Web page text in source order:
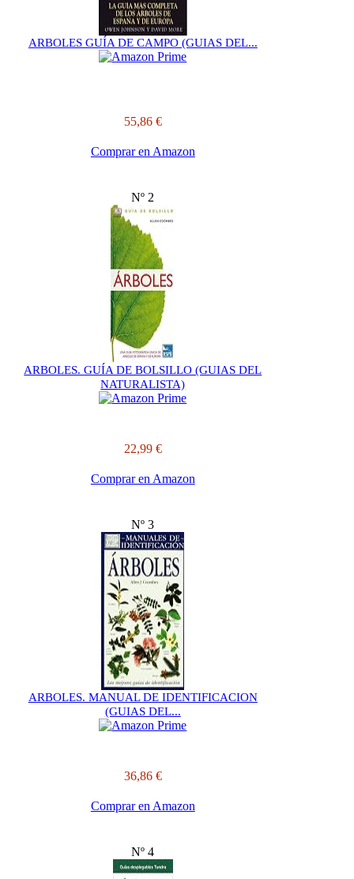
ARBOLES GUÍA DE CAMPO (GUIAS DEL...
55,86 €
Comprar en Amazon
Nº 2
ARBOLES. GUÍA DE BOLSILLO (GUIAS DEL
NATURALISTA)
22,99 €
Comprar en Amazon
Nº 3
ARBOLES. MANUAL DE IDENTIFICACION
(GUIAS DEL...
36,86 €
Comprar en Amazon
Nº 4